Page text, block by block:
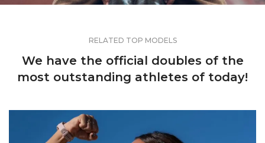
RELATED TOP MODELS
We have the official doubles of the
most outstanding athletes of today!